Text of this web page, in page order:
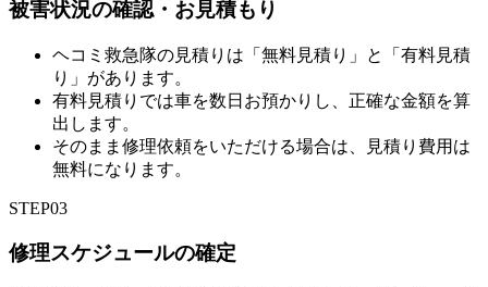
被害状況の確認・お見積もり
ヘコミ救急隊の見積りは「無料見積り」と「有料見積
り」があります。
有料見積りでは車を数日お預かりし、正確な金額を算
出します。
そのまま修理依頼をいただける場合は、見積り費用は
無料になります。
STEP03
修理スケジュールの確定